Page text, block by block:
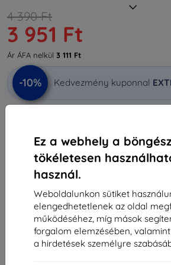
Ez a webhely a
tökéletesen
használ.
Weboldalunkon sütiket
elengedhetetlenek az oldal
működéséhez, míg mások
forgalom elemzésében,
a hirdetések személyre
4 390 Ft
3 951 Ft
Ár ÁFA nelkül 3 111 Ft
-10% Kedvezmény kuponnal
Mennyiségi kedvezmények
2db
10%